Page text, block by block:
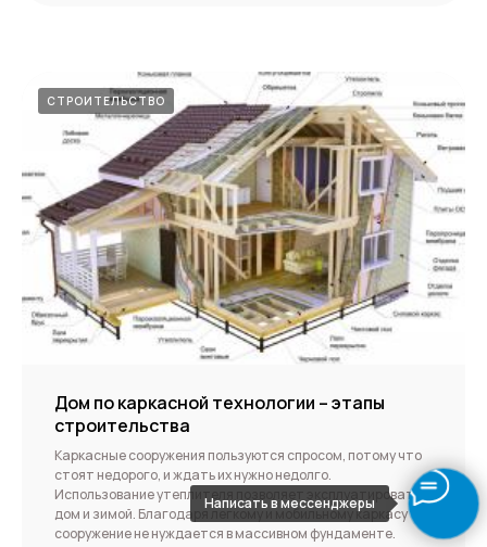
Написать в мессенджеры
СТРОИТЕЛЬСТВО
Дом по каркасной технологии – этапы
строительства
Каркасные сооружения пользуются спросом, потому что
стоят недорого, и ждать их нужно недолго.
Использование утеплителя позволяет эксплуатировать
дом и зимой. Благодаря легкому и мобильному каркасу
сооружение не нуждается в массивном фундаменте.